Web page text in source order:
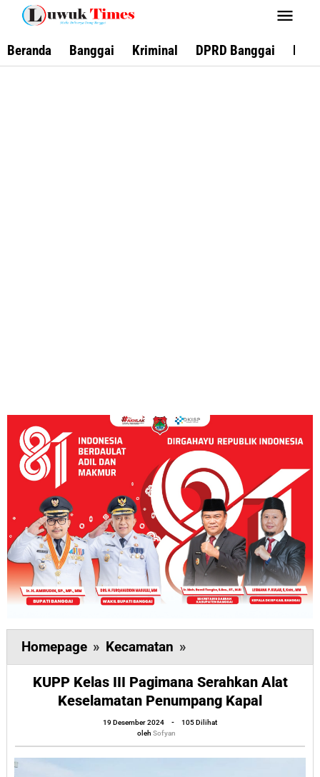
Lewati
konten
Beranda Banggai Kriminal DPRD Banggai
Homepage » Kecamatan »
Kelas
III
Pagimana
Serahkan
Alat
KUPP Kelas III Pagimana Serahkan Alat
Keselamatan Penumpang Kapal
19 Desember 2024
oleh
Sofyan
-
105 Dilihat
oleh Sofyan